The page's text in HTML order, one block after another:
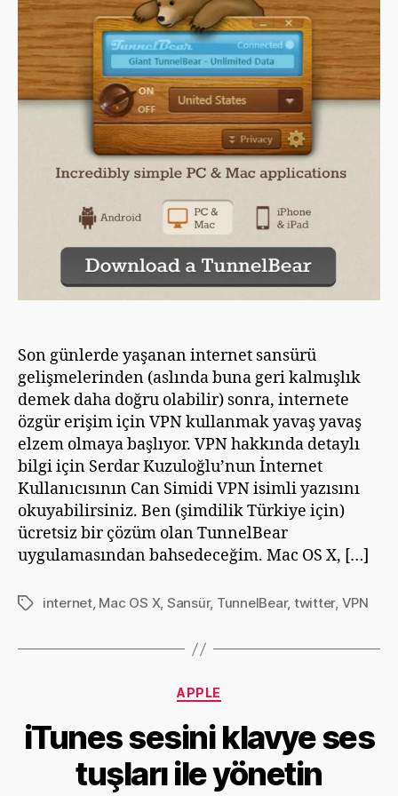
Son günlerde yaşanan internet sansürü
gelişmelerinden (aslında buna geri kalmışlık
demek daha doğru olabilir) sonra, internete
özgür erişim için VPN kullanmak yavaş yavaş
elzem olmaya başlıyor. VPN hakkında detaylı
bilgi için Serdar Kuzuloğlu’nun İnternet
Kullanıcısının Can Simidi VPN isimli yazısını
okuyabilirsiniz. Ben (şimdilik Türkiye için)
ücretsiz bir çözüm olan TunnelBear
uygulamasından bahsedeceğim. Mac OS X, […]
Etiketlerinternet, Mac OS X, Sansür, TunnelBear, twitter, VPN
Kategoriler
APPLE
iTunes sesini klavye ses
tuşları ile yönetin
a
r
D
e